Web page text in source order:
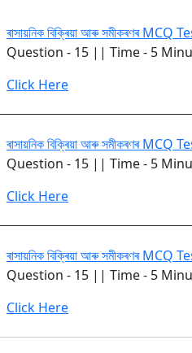
ৰাসায়নিক বিক্ৰিয়া আৰু সমীকৰণৰ MCQ
Question - 15 || Time - 5
Click Here
ৰাসায়নিক বিক্ৰিয়া আৰু সমীকৰণৰ MCQ
Question - 15 || Time - 5
Click Here
ৰাসায়নিক বিক্ৰিয়া আৰু সমীকৰণৰ MCQ
Question - 15 || Time - 5
Click Here